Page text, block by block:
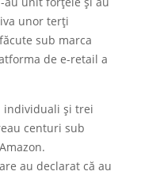
unor terți
sub marca
de e-retail a
individuali și trei
centuri sub
au declarat că au